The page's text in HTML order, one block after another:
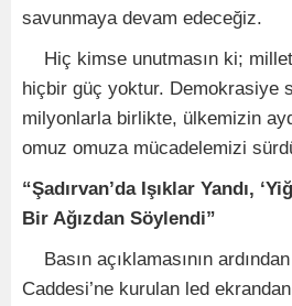
savunmaya devam edeceğiz.
Hiç kimse unutmasın ki;
hiçbir güç yoktur. Demokrasiye
milyonlarla birlikte, ülkemizin
omuz omuza mücadelemizi
“Şadırvan’da Işıklar Yandı,
Bir Ağızdan Söylendi”
Basın açıklamasının
Caddesi’ne kurulan led